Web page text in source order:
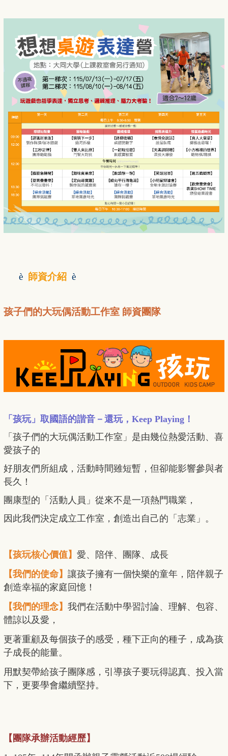
è 師資介紹 è
孩子們的大玩偶活動工作室 師資團隊
「孩玩」取國語的諧音－還玩，Keep Playing！
「孩子們的大玩偶活動工作室」是由幾位熱愛活動、喜
愛孩子的
好朋友們所組成，活動時間雖短暫，但卻能影響參與者
長久！
團康型的「活動人員」從來不是一項熱門職業，
因此我們決定成立工作室，創造出自己的「志業」。
【孩玩核心價值】 愛、陪伴、團隊、成長
【我們的使命】 讓孩子擁有一個快樂的童年，陪伴親子
創造幸福的家庭回憶！
【我們的理念】 我們在活動中學習討論、理解、包容、
體諒以及愛，
更著重顧及每個孩子的感受，種下正向的種子，成為孩
子成長的能量。
用默契帶給孩子團隊感，引導孩子要玩得認真、投入當
下，更要學會繼續堅持。
【團隊承辦活動經歷】